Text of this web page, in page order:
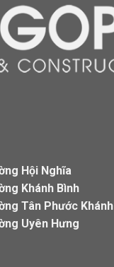
Hội Nghĩa
Khánh Bình
Tân Phước Khánh
Uyên Hưng